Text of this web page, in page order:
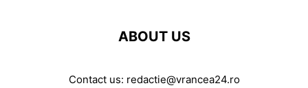
ABOUT US
Contact us: redactie@vrancea24.ro